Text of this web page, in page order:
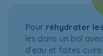
Pour réhydrater
les dans un bol
d’eau et faites